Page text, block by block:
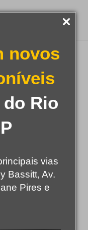
novos
do Rio
vias
Bassitt, Av.
Pires e
para
com